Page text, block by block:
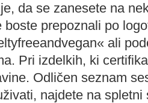
da se zanesete na
boste prepoznali po
ali
Pri izdelkih, ki
Odličen seznam
najdete na spletni